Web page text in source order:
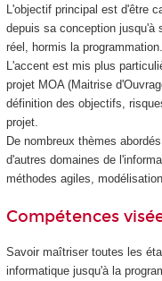
L'objectif principal est d'être
depuis sa conception jusqu'à
réel, hormis la programmation.
L'accent est mis plus
projet MOA (Maitrise
définition des objectifs,
projet.
De nombreux thèmes
d'autres domaines de
méthodes agiles,
Compétences
Savoir maîtriser toutes les
informatique jusqu'à la